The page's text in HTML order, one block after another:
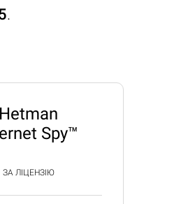
.
Hetman
Spy™
ЗА ЛІЦЕНЗІЮ